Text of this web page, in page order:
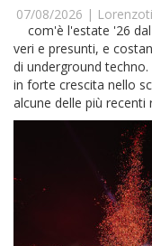
07/08/2026 |
veri e presunti, e
di underground
in forte crescita nello
alcune delle più recenti